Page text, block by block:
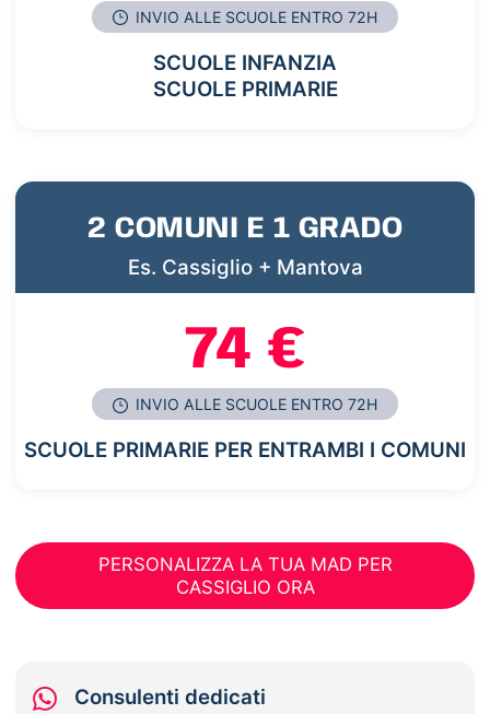
INVIO ALLE SCUOLE ENTRO 72H
SCUOLE INFANZIA
SCUOLE PRIMARIE
2 COMUNI E 1 GRADO
Es. Cassiglio + Mantova
74 €
INVIO ALLE SCUOLE ENTRO 72H
SCUOLE PRIMARIE PER ENTRAMBI I COMUNI
PERSONALIZZA LA TUA MAD PER
CASSIGLIO ORA
Consulenti dedicati